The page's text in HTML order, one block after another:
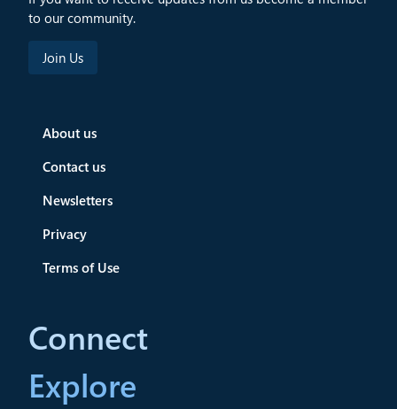
to our community.
About us
Contact us
Newsletters
Privacy
Terms of Use
Connect
Explore